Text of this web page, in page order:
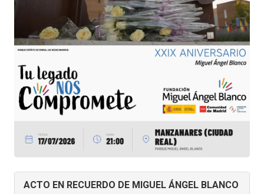
ACTO EN RECUERDO DE MIGUEL ÁNGEL BLANCO